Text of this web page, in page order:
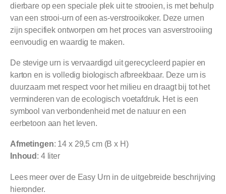
dierbare op een speciale plek uit te strooien, is met behulp
van een strooi-urn of een as-verstrooikoker. Deze urnen
zijn specifiek ontworpen om het proces van asverstrooiing
eenvoudig en waardig te maken.
De stevige urn is vervaardigd uit gerecycleerd papier en
karton en is volledig biologisch afbreekbaar. Deze urn is
duurzaam met respect voor het milieu en draagt bij tot het
verminderen van de ecologisch voetafdruk. Het is een
symbool van verbondenheid met de natuur en een
eerbetoon aan het leven.
Afmetingen: 14 x 29,5 cm (B x H)
Inhoud : 4 liter
Lees meer over de Easy Urn in de uitgebreide beschrijving
hieronder.